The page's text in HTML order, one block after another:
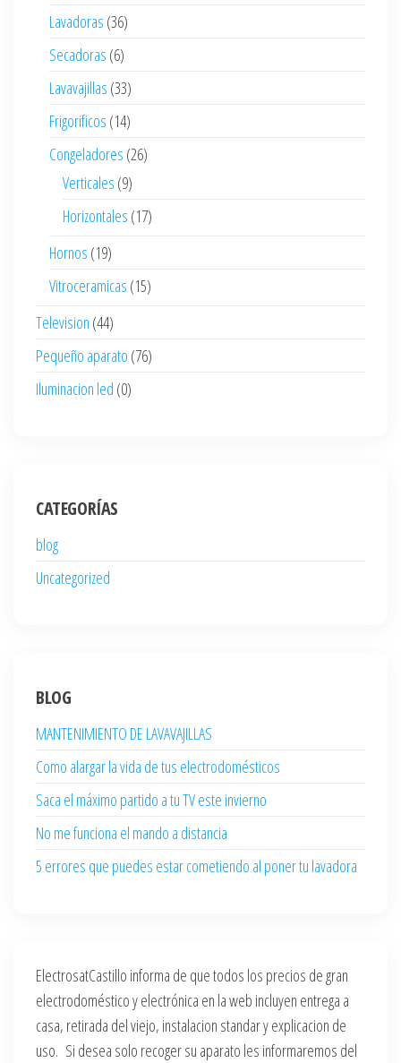
Lavadoras (36)
Secadoras (6)
Lavavajillas (33)
Frigorificos (14)
Congeladores (26)
Verticales (9)
Horizontales (17)
Hornos (19)
Vitroceramicas (15)
Television (44)
Pequeño aparato (76)
Iluminacion led (0)
CATEGORÍAS
blog
Uncategorized
BLOG
MANTENIMIENTO DE LAVAVAJILLAS
Como alargar la vida de tus electrodomésticos
Saca el máximo partido a tu TV este invierno
No me funciona el mando a distancia
5 errores que puedes estar cometiendo al poner tu lavadora
ElectrosatCastillo informa de que todos los precios de gran
electrodoméstico y electrónica en la web incluyen entrega a
casa, retirada del viejo, instalacion standar y explicacion de
uso. Si desea solo recoger su aparato les informaremos del